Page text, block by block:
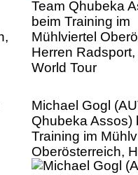
Michael Gogl
Qhubeka Assos)
Training im
Oberösterreich,
Radsport, UCI